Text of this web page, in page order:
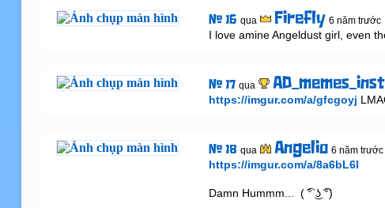
# 16 qua Firefly 6 năm trước
I love amine Angeldust girl, even
# 17 qua
https://imgur.com/a/gfcgoyj
# 18 qua Angelio 6 năm trước
https://imgur.com/a/8a6bL6l
Damn Hummm...  ( ͡° ͜ʖ ͡°)